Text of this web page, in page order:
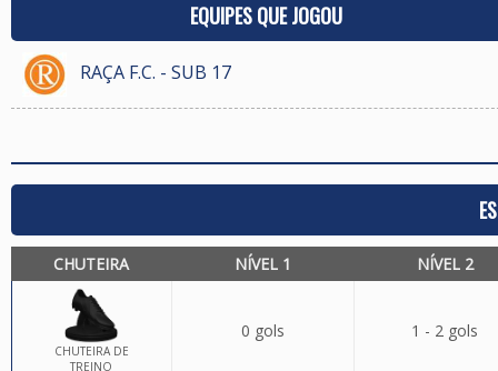
EQUIPES QUE JOGOU
RAÇA F.C. - SUB 17
CHUTEIRA NÍVEL 1 NÍVEL 2
CHUTEIRA DE
TREINO
0 gols 1 - 2 gols